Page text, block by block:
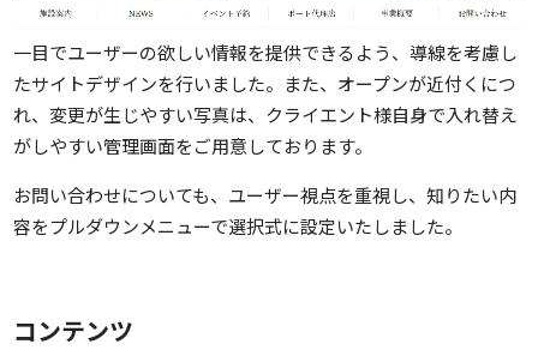
一目でユーザーの欲しい情報を提供できるよう、導線を考慮し
たサイトデザインを行いました。また、オープンが近付くにつ
れ、変更が生じやすい写真は、クライエント様自身で入れ替え
がしやすい管理画面をご用意しております。
お問い合わせについても、ユーザー視点を重視し、知りたい内
容をプルダウンメニューで選択式に設定いたしました。
コンテンツ